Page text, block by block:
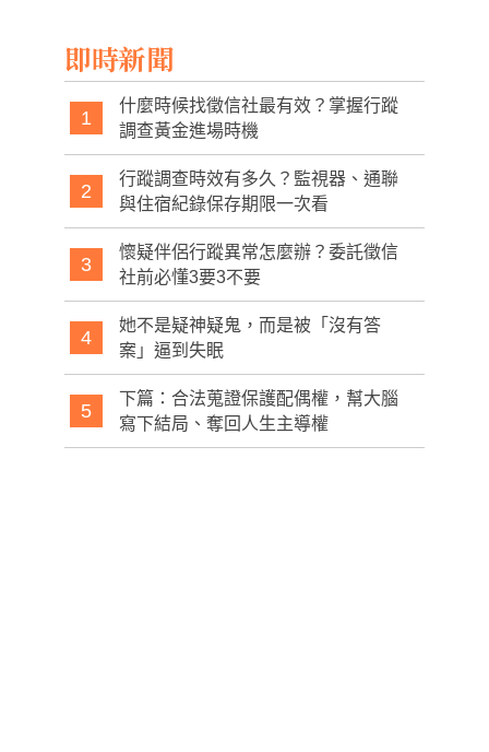
即時新聞
1
什麼時候找徵信社最有效？掌握行蹤
調查黃金進場時機
2
行蹤調查時效有多久？監視器、通聯
與住宿紀錄保存期限一次看
3
懷疑伴侶行蹤異常怎麼辦？委託徵信
社前必懂3要3不要
4
她不是疑神疑鬼，而是被「沒有答
案」逼到失眠
5
下篇：合法蒐證保護配偶權，幫大腦
寫下結局、奪回人生主導權